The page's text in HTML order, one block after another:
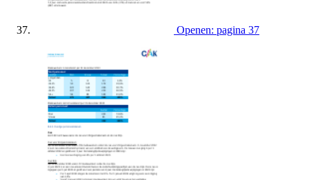
Openen: pagina 37